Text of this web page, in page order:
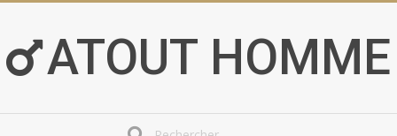
content ATOUT HOMME